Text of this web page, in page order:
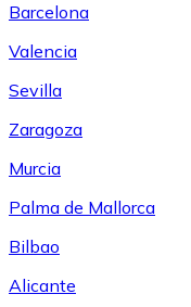
Barcelona
Valencia
Sevilla
Zaragoza
Murcia
Palma de Mallorca
Bilbao
Alicante